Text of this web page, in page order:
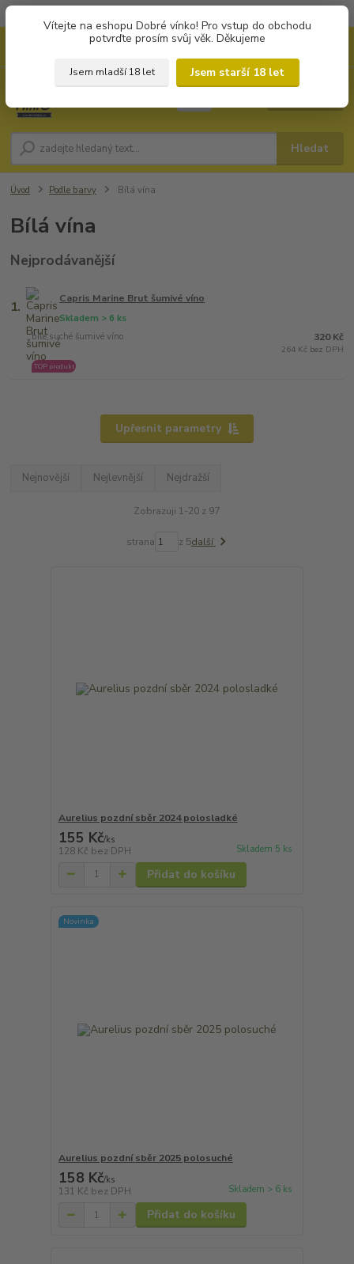
Vítejte na eshopu Dobré vínko! Pro vstup do obchodu
potvrďte prosím svůj věk. Děkujeme
Jsem mladší 18 let
Jsem starší 18 let
Hledat
Úvod Podle barvy Bílá vína
Bílá vína
Nejprodávanější
1. Capris Marine Brut šumivé víno
bílé suché šumivé víno
Skladem > 6 ks
TOP produkt
320 Kč
264 Kč bez DPH
Upřesnit parametry
Nejnovější Nejlevnější Nejdražší
Zobrazuji 1-20 z 97
strana z 5další
Aurelius pozdní sběr 2024 polosladké
155 Kč/ks
128 Kč bez DPH Skladem 5 ks
Přidat do košíku
Novinka
Aurelius pozdní sběr 2025 polosuché
158 Kč/ks
131 Kč bez DPH Skladem > 6 ks
Přidat do košíku